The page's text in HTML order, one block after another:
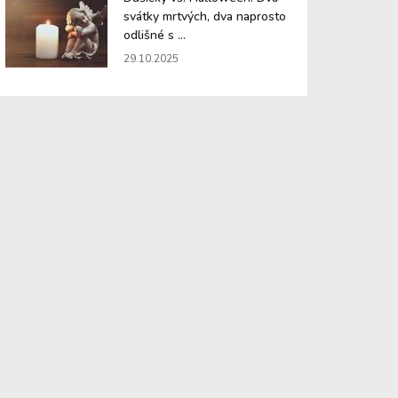
svátky mrtvých, dva naprosto
odlišné s ...
29.10.2025